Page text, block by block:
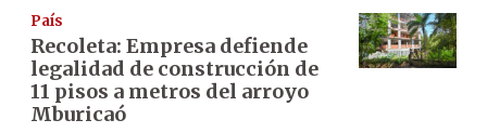
País
Recoleta: Empresa defiende
legalidad de construcción de
11 pisos a metros del arroyo
Mburicaó